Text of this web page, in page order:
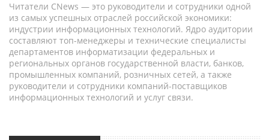
Читатели CNews — это руководители и сотрудники одной
из самых успешных отраслей российской экономики:
индустрии информационных технологий. Ядро аудитории
составляют топ-менеджеры и технические специалисты
департаментов информатизации федеральных и
региональных органов государственной власти, банков,
промышленных компаний, розничных сетей, а также
руководители и сотрудники компаний-поставщиков
информационных технологий и услуг связи.